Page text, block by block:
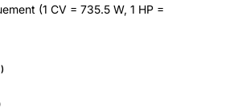
(1 CV = 735.5 W, 1 HP =